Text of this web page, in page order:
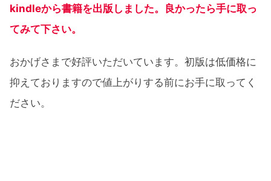
kindleから書籍を出版しました。良かったら手に取っ
てみて下さい。
おかげさまで好評いただいています。初版は低価格に
抑えておりますので値上がりする前にお手に取ってく
ださい。